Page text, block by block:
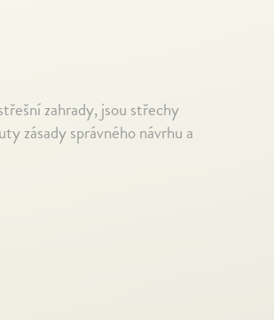
zahrady, jsou střechy
zásady správného návrhu a